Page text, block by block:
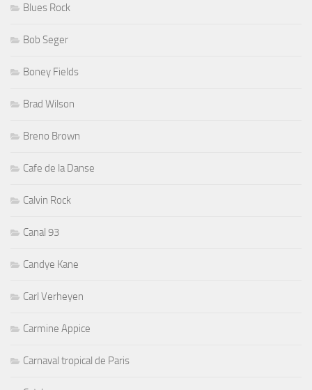
Blues Rock
Bob Seger
Boney Fields
Brad Wilson
Breno Brown
Cafe de la Danse
Calvin Rock
Canal 93
Candye Kane
Carl Verheyen
Carmine Appice
Carnaval tropical de Paris